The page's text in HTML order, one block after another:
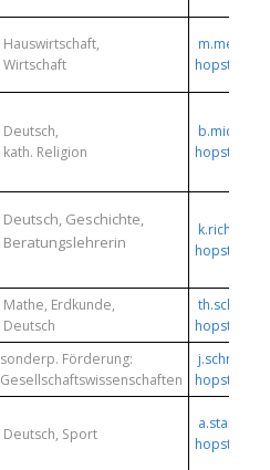
Hauswirtschaft,
Wirtschaft
hopsten.de
Deutsch,
kath. Religion
hopsten.de
Deutsch, Geschichte,
Beratungslehrerin
hopsten.de
Mathe, Erdkunde,
Deutsch
hopsten.de
sonderp. Förderung:
Gesellschaftswissenschaften
hopsten.de
Deutsch, Sport
hopsten.de